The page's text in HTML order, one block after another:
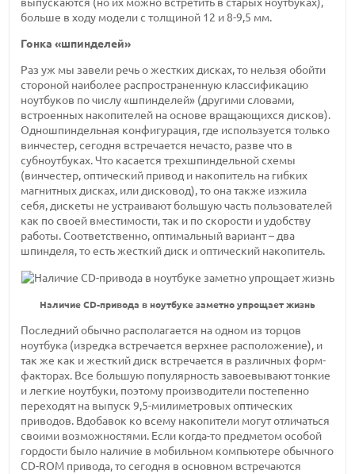
больше в ходу модели с толщиной 12 и 8-9,5 мм.
Гонка «шпинделей»
Раз уж мы завели речь о жестких дисках, то нельзя обойти
стороной наиболее распространенную классификацию
ноутбуков по числу «шпинделей» (другими словами,
встроенных накопителей на основе вращающихся дисков).
Одношпиндельная конфигурация, где используется только
винчестер, сегодня встречается нечасто, разве что в
субноутбуках. Что касается трехшпиндельной схемы
(винчестер, оптический привод и накопитель на гибких
магнитных дисках, или дисковод), то она также изжила
себя, дискеты не устраивают большую часть пользователей
как по своей вместимости, так и по скорости и удобству
работы. Соответственно, оптимальный вариант – два
шпинделя, то есть жесткий диск и оптический накопитель.
Наличие CD-привода в ноутбуке заметно упрощает жизнь
Последний обычно располагается на одном из торцов
ноутбука (изредка встречается верхнее расположение), и
так же как и жесткий диск встречается в различных форм-
факторах. Все большую популярность завоевывают тонкие
и легкие ноутбуки, поэтому производители постепенно
переходят на выпуск 9,5-милиметровых оптических
приводов. Вдобавок ко всему накопители могут отличаться
своими возможностями. Если когда-то предметом особой
гордости было наличие в мобильном компьютере обычного
CD-ROM привода, то сегодня в основном встречаются